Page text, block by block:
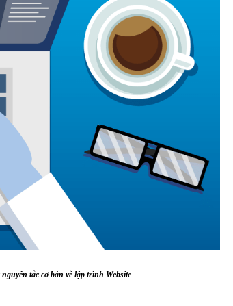
nguyên tắc cơ bản về lập trình Website